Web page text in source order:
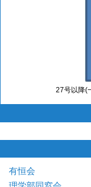
27号以降(
有恒会